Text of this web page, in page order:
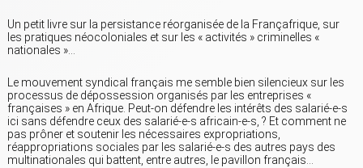
Un petit livre sur la persistance réorganisée de la Françafrique, sur
les pratiques néocoloniales et sur les « activités » criminelles «
nationales »…
Le mouvement syndical français me semble bien silencieux sur les
processus de dépossession organisés par les entreprises «
françaises » en Afrique. Peut-on défendre les intérêts des salarié-e-s
ici sans défendre ceux des salarié-e-s africain-e-s, ? Et comment ne
pas prôner et soutenir les nécessaires expropriations,
réappropriations sociales par les salarié-e-s des autres pays des
multinationales qui battent, entre autres, le pavillon français…